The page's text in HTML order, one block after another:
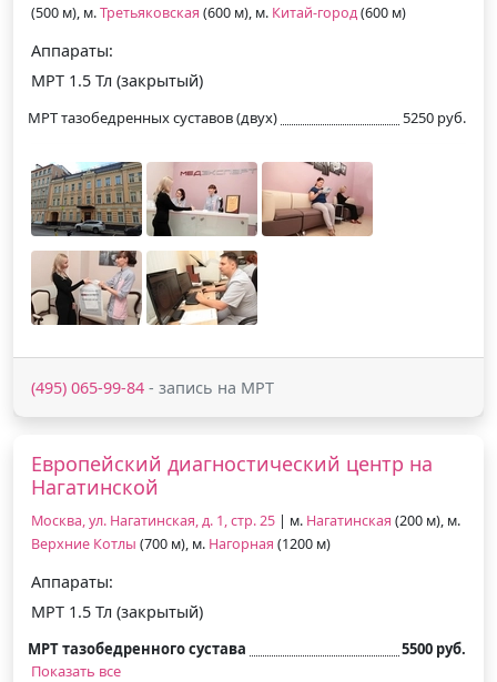
(500 м), м.Третьяковская (600 м), м. Китай-город(600 м)
Аппараты:
МРТ 1.5 Тл (закрытый)
МРТ тазобедренных суставов (двух) 5250 руб.
(495) 065-99-84 - запись на МРТ
Европейский диагностический центр на
Нагатинской
Москва, ул. Нагатинская, д. 1, стр. 25 | м. Нагатинская (200 м), м.
Верхние Котлы (700 м), м. Нагорная (1200 м)
Аппараты:
МРТ 1.5 Тл (закрытый)
МРТ тазобедренного сустава
5500 руб.
Показать все